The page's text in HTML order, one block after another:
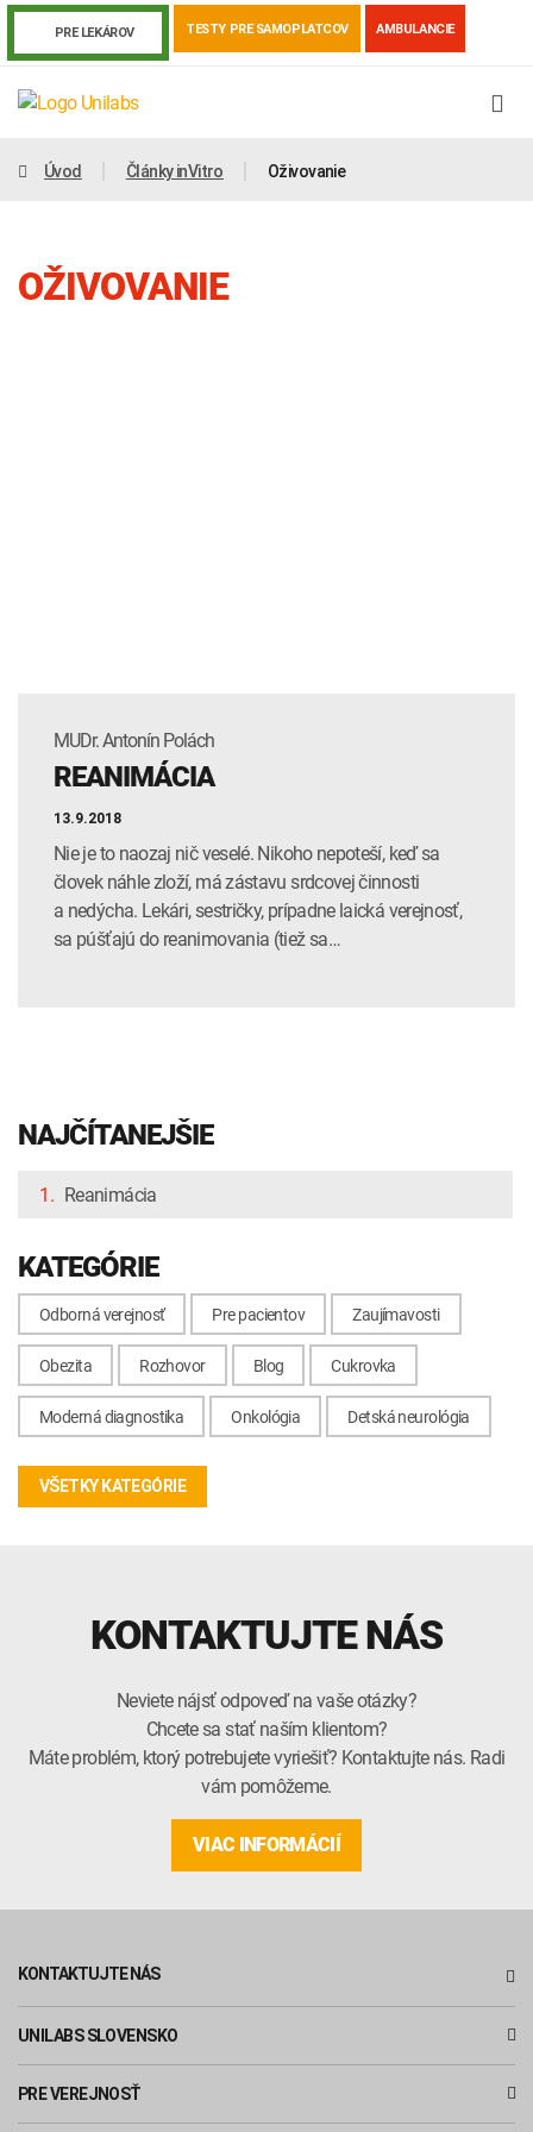
PRE LEKÁROV TESTY PRE SAMOPLATCOV AMBULANCIE
Úvod Články inVitro Oživovanie
OŽIVOVANIE
MUDr. Antonín Polách
REANIMÁCIA
13.9.2018
Nie je to naozaj nič veselé. Nikoho nepoteší, keď sa
človek náhle zloží, má zástavu srdcovej činnosti
a nedýcha. Lekári, sestričky, prípadne laická verejnosť,
sa púšťajú do reanimovania (tiež sa…
NAJČÍTANEJŠIE
1. Reanimácia
KATEGÓRIE
Odborná verejnosť Pre pacientov Zaujímavosti
Obezita Rozhovor Blog Cukrovka
Moderná diagnostika Onkológia Detská neurológia
VŠETKY KATEGÓRIE
KONTAKTUJTE NÁS
Neviete nájsť odpoveď na vaše otázky?
Chcete sa stať naším klientom?
Máte problém, ktorý potrebujete vyriešiť? Kontaktujte nás. Radi
vám pomôžeme.
VIAC INFORMÁCIÍ
KONTAKTUJTE NÁS
UNILABS SLOVENSKO
PRE VEREJNOSŤ